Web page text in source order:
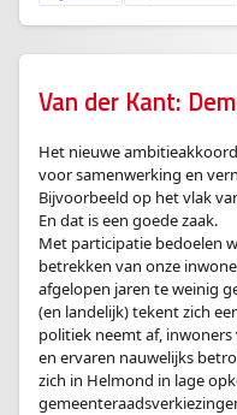
Van der Kant:
Het nieuwe
voor samenwerking en
Bijvoorbeeld op het vlak
En dat is een goede zaak.
Met participatie bedoelen
betrekken van onze
afgelopen jaren te weinig
(en landelijk) tekent zich
politiek neemt af,
en ervaren nauwelijks
zich in Helmond in lage